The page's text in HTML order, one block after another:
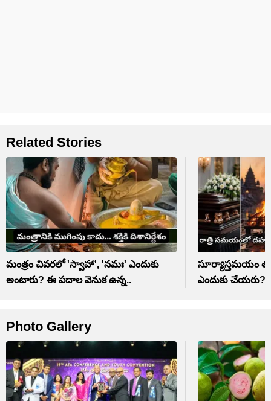
Related Stories
మంత్రం చివరలో 'స్వాహా', 'నమః' ఎందుకు
అంటారు? ఈ పదాల వెనుక ఉన్న..
సూర్యాస్తమయం
ఎందుకు చేయరు?
Photo Gallery